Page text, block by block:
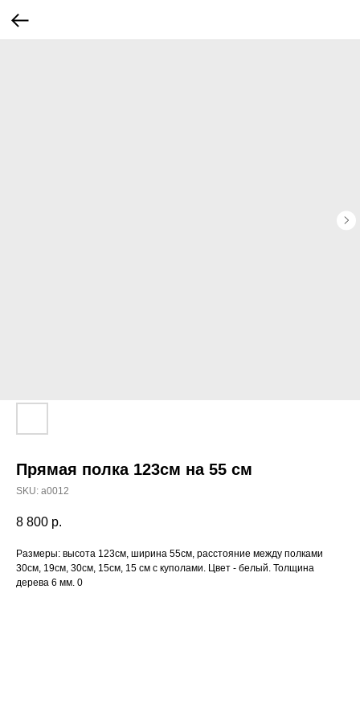
Прямая полка 123см на 55 см
SKU: а0012
8 800 р.
Размеры: высота 123см, ширина 55см, расстояние между полками
30см, 19см, 30см, 15см, 15 см с куполами. Цвет - белый. Толщина
дерева 6 мм. 0